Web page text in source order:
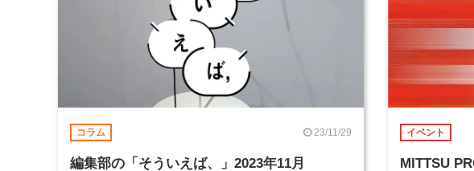
コラム 23/11/29
編集部の「そういえば、」2023年11月
イベント
MITTSU